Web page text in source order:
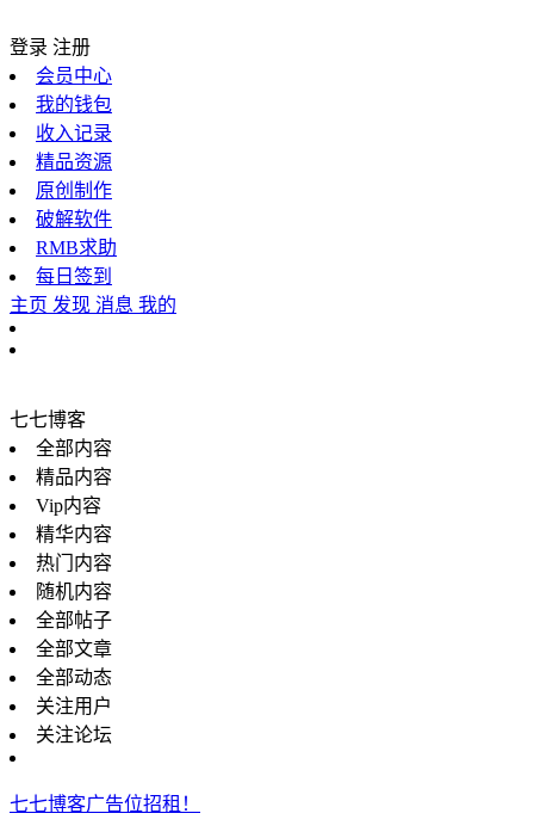
登录 注册
会员中心
我的钱包
收入记录
精品资源
原创制作
破解软件
RMB求助
每日签到
主页 发现 消息 我的
七七博客
全部内容
精品内容
Vip内容
精华内容
热门内容
随机内容
全部帖子
全部文章
全部动态
关注用户
关注论坛
七七博客广告位招租！